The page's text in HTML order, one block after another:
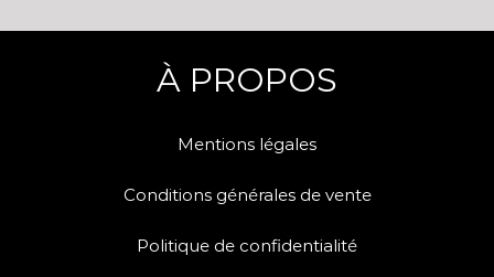
À PROPOS
Mentions légales
Conditions générales de vente
Politique de confidentialité